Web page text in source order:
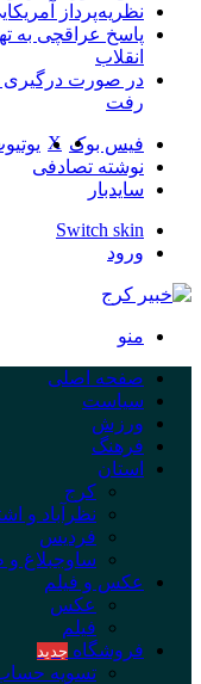
نظریه‌پرداز
پاسخ عراقچی به
انقلاب
در صورت درگیری
رفت
فیس بوک X
نوشته تصادفی
سایدبار
Switch skin
ورود
منو
صفحه اصلی
سیاست
ورزش
فرهنگ
استان
کرج
نظرآباد و
فردیس
ساوجبلاغ و
عکس و فیلم
عکس
فیلم
فروشگاه جدید
تسویه